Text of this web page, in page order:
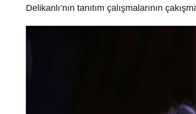
Delikanlı’nın tanıtım çalışmalarının